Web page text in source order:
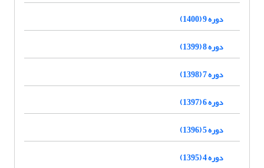
دوره 9 (1400)
دوره 8 (1399)
دوره 7 (1398)
دوره 6 (1397)
دوره 5 (1396)
دوره 4 (1395)